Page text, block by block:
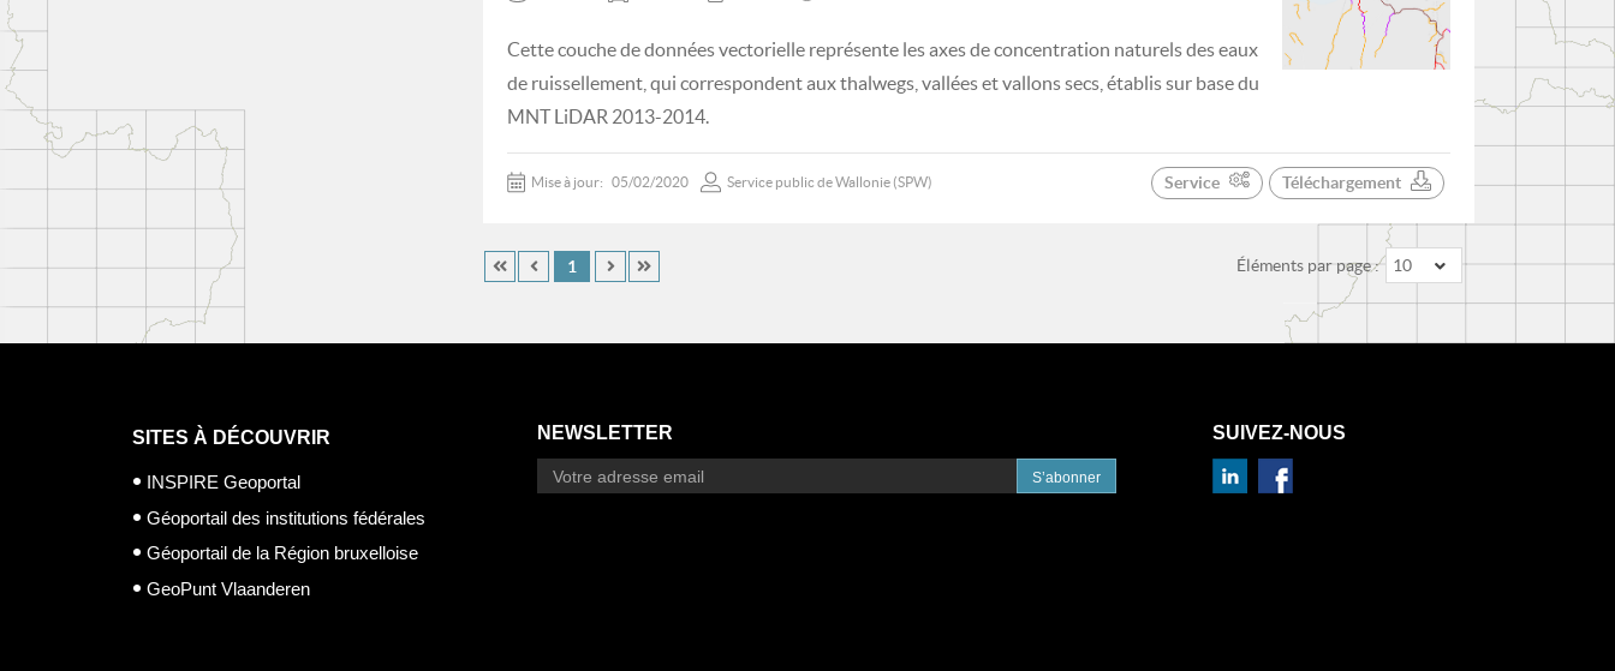
Cette couche de données vectorielle représente les axes de concentration naturels des eaux
de ruissellement, qui correspondent aux thalwegs, vallées et vallons secs, établis sur base du
MNT LiDAR 2013-2014.
Mise à jour: 05/02/2020 Service public de Wallonie (SPW) Service Téléchargement
Éléments par page : 10
1
SITES À DÉCOUVRIR
INSPIRE Geoportal
Géoportail des institutions fédérales
Géoportail de la Région bruxelloise
GeoPunt Vlaanderen
NEWSLETTER
S’abonner
SUIVEZ-NOUS